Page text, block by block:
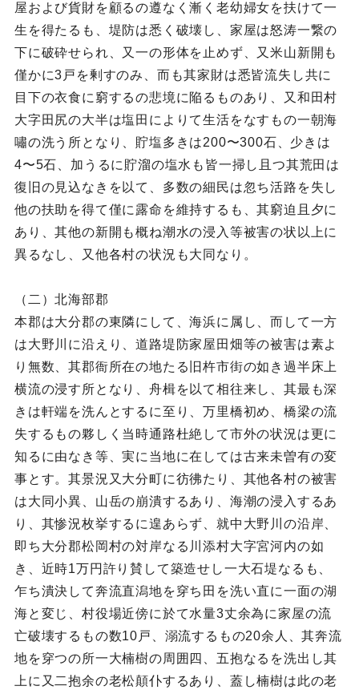
屋および貨財を顧るの遵なく漸く老幼婦女を扶けて一
生を得たるも、堤防は悉く破壊し、家屋は怒涛一繋の
下に破砕せられ、又一の形体を止めず、又米山新開も
僅かに3戸を剰すのみ、而も其家財は悉皆流失し共に
目下の衣食に窮するの悲境に陥るものあり、又和田村
大字田尻の大半は塩田によりて生活をなすもの一朝海
嘯の洗う所となり、貯塩多きは200〜300石、少きは
4〜5石、加うるに貯溜の塩水も皆一掃し且つ其荒田は
復旧の見込なきを以て、多数の細民は忽ち活路を失し
他の扶助を得て僅に露命を維持するも、其窮迫且夕に
あり、其他の新開も概ね潮水の浸入等被害の状以上に
異るなし、又他各村の状況も大同なり。
（二）北海部郡
本郡は大分郡の東隣にして、海浜に属し、而して一方
は大野川に沿えり、道路堤防家屋田畑等の被害は素よ
り無数、其郡衙所在の地たる旧杵市街の如き過半床上
横流の浸す所となり、舟楫を以て相往来し、其最も深
きは軒端を洗んとするに至り、万里橋初め、橋梁の流
失するもの夥しく当時通路杜絶して市外の状況は更に
知るに由なき等、実に当地に在しては古来未曽有の変
事とす。其景況又大分町に彷彿たり、其他各村の被害
は大同小異、山岳の崩潰するあり、海潮の浸入するあ
り、其惨況枚挙するに遑あらず、就中大野川の沿岸、
即ち大分郡松岡村の対岸なる川添村大字宮河内の如
き、近時1万円許り賛して築造せし一大石堤なるも、
乍ち潰決して奔流直潟地を穿ち田を洗い直に一面の湖
海と変じ、村役場近傍に於て水量3丈余為に家屋の流
亡破壊するもの数10戸、溺流するもの20余人、其奔流
地を穿つの所一大楠樹の周囲四、五抱なるを洗出し其
上に又二抱余の老松顛仆するあり、蓋し楠樹は此の老